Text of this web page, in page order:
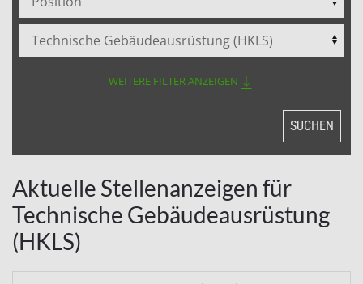
Aktuelle Stellenanzeigen für
Technische Gebäudeausrüstung
(HKLS)
WEITERE FILTER ANZEIGEN
SUCHEN